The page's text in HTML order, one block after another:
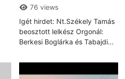
76 views
Igét hirdet: Nt.Székely Tamás
beosztott lelkész Orgonál:
Berkesi Boglárka és Tabajdi...